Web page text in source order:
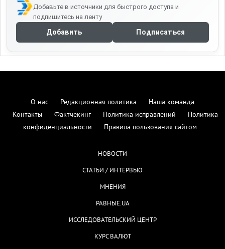
Добавьте в источники для быстрого доступа и
подпишитесь на ленту
Добавить Подписаться
О нас Редакционная политика
Наша команда
Контакты
Фактчекинг Политика исправлений
Политика
конфиденциальности
Правила пользования сайтом
НОВОСТИ
СТАТЬИ / ИНТЕРВЬЮ
МНЕНИЯ
РАВНЫЕ.UA
ИССЛЕДОВАТЕЛЬСКИЙ ЦЕНТР
КУРС ВАЛЮТ